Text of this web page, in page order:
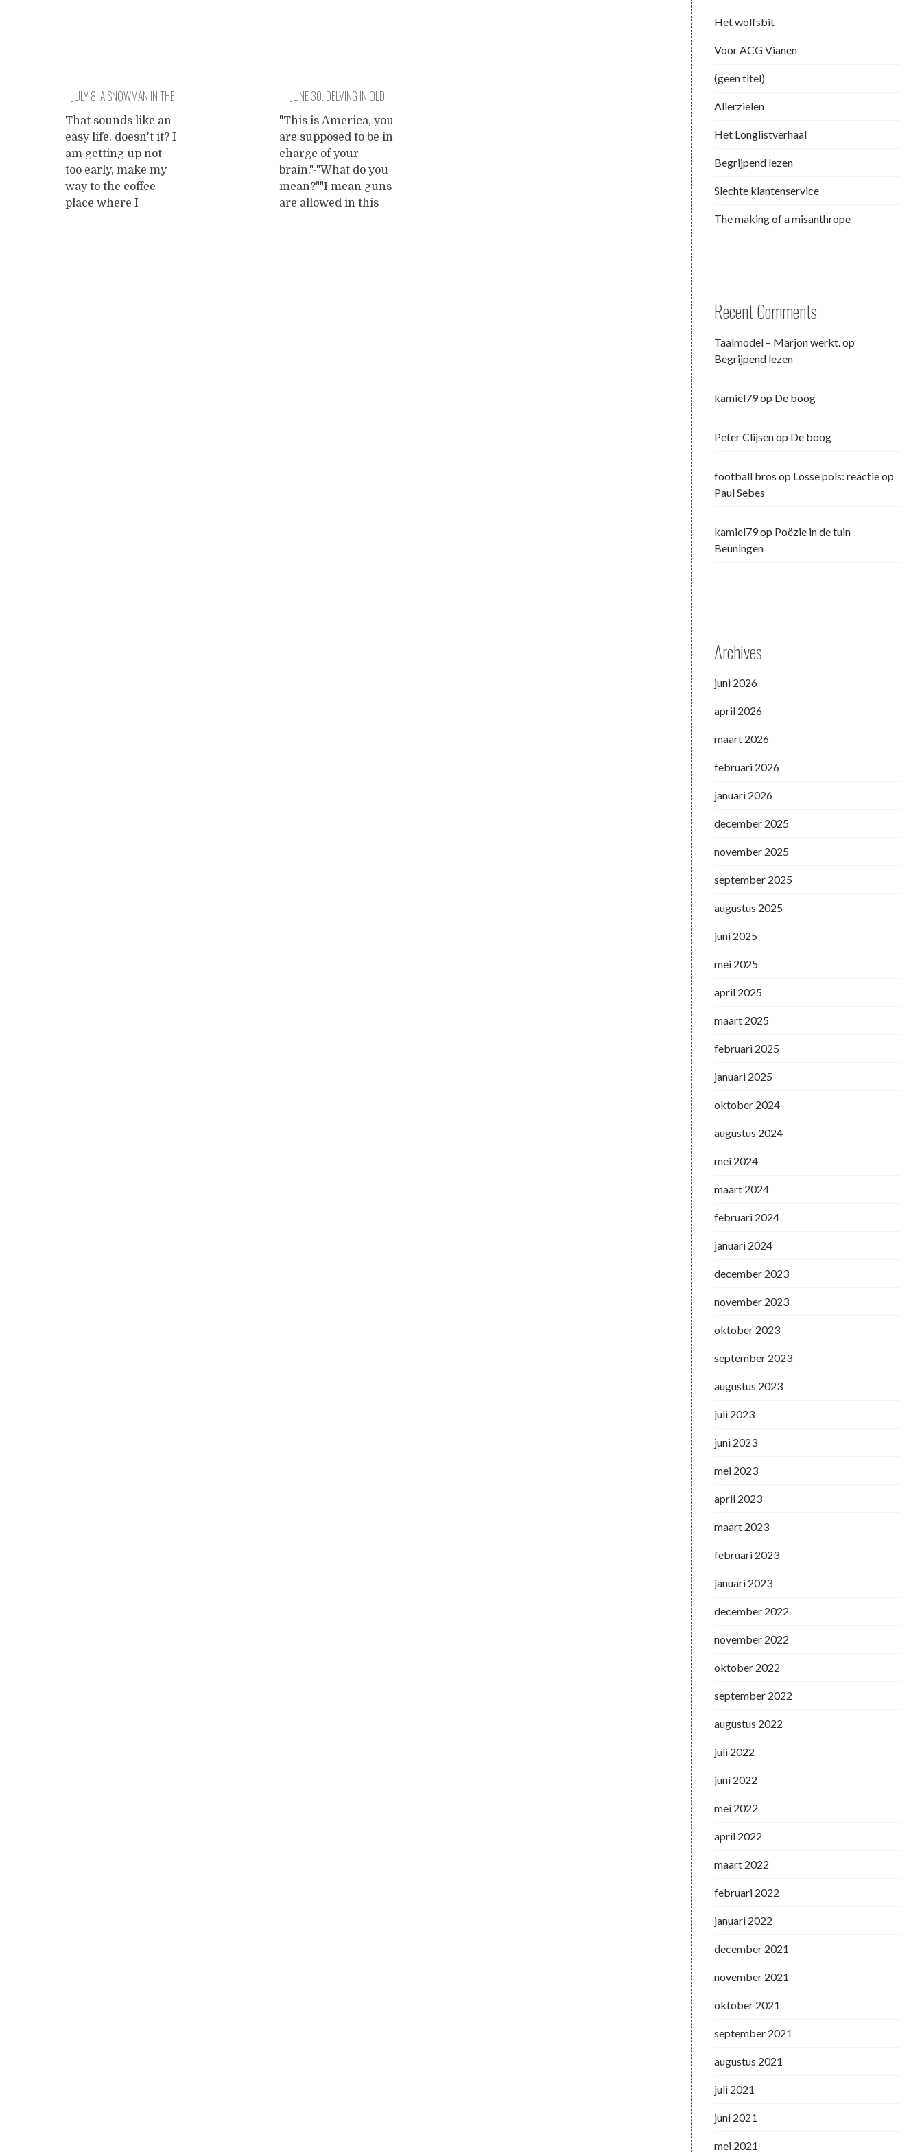
JULY 8. A SNOWMAN IN THE
SAUNA COMPLEX.
That sounds like an
easy life, doesn't it? I
am getting up not
too early, make my
way to the coffee
place where I
JUNE 30. DELVING IN OLD
APHORISMS.
"This is America, you
are supposed to be in
charge of your
brain."-"What do you
mean?""I mean guns
are allowed in this
Het wolfsbit
Voor ACG Vianen
(geen titel)
Allerzielen
Het Longlistverhaal
Begrijpend lezen
Slechte klantenservice
The making of a misanthrope
Recent Comments
Taalmodel – Marjon werkt.op
Begrijpend lezen
kamiel79op De boog
Peter Clijsenop De boog
football bros op Losse pols: reactie op
Paul Sebes
kamiel79op Poëzie in de tuin
Beuningen
Archives
juni 2026
april 2026
maart 2026
februari 2026
januari 2026
december 2025
november 2025
september 2025
augustus 2025
juni 2025
mei 2025
april 2025
maart 2025
februari 2025
januari 2025
oktober 2024
augustus 2024
mei 2024
maart 2024
februari 2024
januari 2024
december 2023
november 2023
oktober 2023
september 2023
augustus 2023
juli 2023
juni 2023
mei 2023
april 2023
maart 2023
februari 2023
januari 2023
december 2022
november 2022
oktober 2022
september 2022
augustus 2022
juli 2022
juni 2022
mei 2022
april 2022
maart 2022
februari 2022
januari 2022
december 2021
november 2021
oktober 2021
september 2021
augustus 2021
juli 2021
juni 2021
mei 2021